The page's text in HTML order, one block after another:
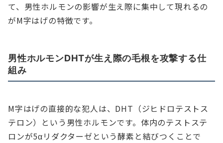
て、男性ホルモンの影響が生え際に集中して現れるの
がM字はげの特徴です。
男性ホルモンDHTが生え際の毛根を攻撃する仕
組み
M字はげの直接的な犯人は、DHT（ジヒドロテストス
テロン）という男性ホルモンです。体内のテストステ
ロンが5αリダクターゼという酵素と結びつくことで